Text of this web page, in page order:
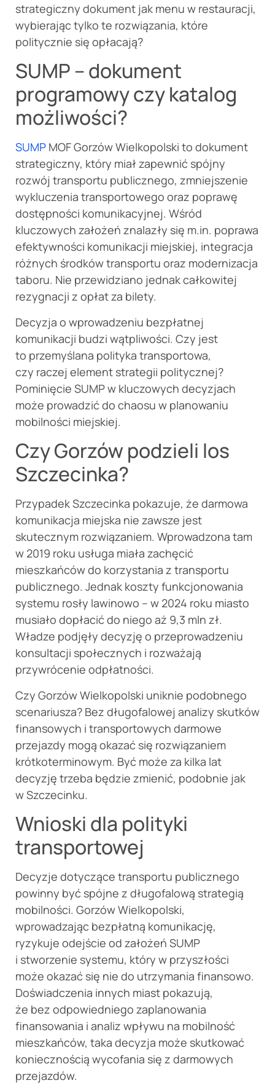
strategiczny dokument jak menu w restauracji,
wybierając tylko te rozwiązania, które
politycznie się opłacają?
SUMP – dokument
programowy czy katalog
możliwości?
SUMP MOF Gorzów Wielkopolski to dokument
strategiczny, który miał zapewnić spójny
rozwój transportu publicznego, zmniejszenie
wykluczenia transportowego oraz poprawę
dostępności komunikacyjnej. Wśród
kluczowych założeń znalazły się m.in. poprawa
efektywności komunikacji miejskiej, integracja
różnych środków transportu oraz modernizacja
taboru. Nie przewidziano jednak całkowitej
rezygnacji z opłat za bilety.
Decyzja o wprowadzeniu bezpłatnej
komunikacji budzi wątpliwości. Czy jest
to przemyślana polityka transportowa,
czy raczej element strategii politycznej?
Pominięcie SUMP w kluczowych decyzjach
może prowadzić do chaosu w planowaniu
mobilności miejskiej.
Czy Gorzów podzieli los
Szczecinka?
Przypadek Szczecinka pokazuje, że darmowa
komunikacja miejska nie zawsze jest
skutecznym rozwiązaniem. Wprowadzona tam
w 2019 roku usługa miała zachęcić
mieszkańców do korzystania z transportu
publicznego. Jednak koszty funkcjonowania
systemu rosły lawinowo – w 2024 roku miasto
musiało dopłacić do niego aż 9,3 mln zł.
Władze podjęły decyzję o przeprowadzeniu
konsultacji społecznych i rozważają
przywrócenie odpłatności.
Czy Gorzów Wielkopolski uniknie podobnego
scenariusza? Bez długofalowej analizy skutków
finansowych i transportowych darmowe
przejazdy mogą okazać się rozwiązaniem
krótkoterminowym. Być może za kilka lat
decyzję trzeba będzie zmienić, podobnie jak
w Szczecinku.
Wnioski dla polityki
transportowej
Decyzje dotyczące transportu publicznego
powinny być spójne z długofalową strategią
mobilności. Gorzów Wielkopolski,
wprowadzając bezpłatną komunikację,
ryzykuje odejście od założeń SUMP
i stworzenie systemu, który w przyszłości
może okazać się nie do utrzymania finansowo.
Doświadczenia innych miast pokazują,
że bez odpowiedniego zaplanowania
finansowania i analiz wpływu na mobilność
mieszkańców, taka decyzja może skutkować
koniecznością wycofania się z darmowych
przejazdów.